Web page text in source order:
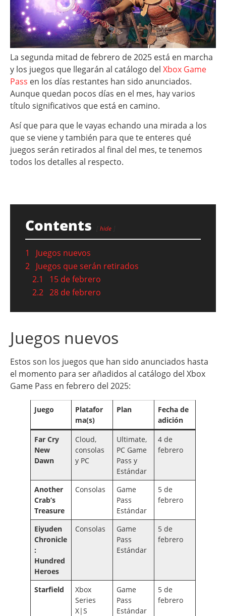
La segunda mitad de febrero de 2025 está en marcha
y los juegos que llegarán al catálogo del Xbox Game
Pass en los días restantes han sido anunciados.
Aunque quedan pocos días en el mes, hay varios
título significativos que está en camino.
Así que para que le vayas echando una mirada a los
que se viene y también para que te enteres qué
juegos serán retirados al final del mes, te tenemos
todos los detalles al respecto.
Contents hide
1
Juegos nuevos
2 Juegos que serán retirados
2.1
15 de febrero
2.2 28 de febrero
Juegos nuevos
Estos son los juegos que han sido anunciados hasta
el momento para ser añadidos al catálogo del Xbox
Game Pass en febrero del 2025:
Juego
Platafor
ma(s)
Plan
Fecha de
adición
Far Cry
New
Dawn
Cloud,
consolas
y PC
Ultimate,
PC Game
Pass y
Estándar
4 de
febrero
Another
Crab’s
Treasure
Consolas
Game
Pass
Estándar
5 de
febrero
Eiyuden
Chronicle
:
Hundred
Heroes
Consolas
Game
Pass
Estándar
5 de
febrero
Starfield
Xbox
Series
X|S
Game
Pass
Estándar
5 de
febrero